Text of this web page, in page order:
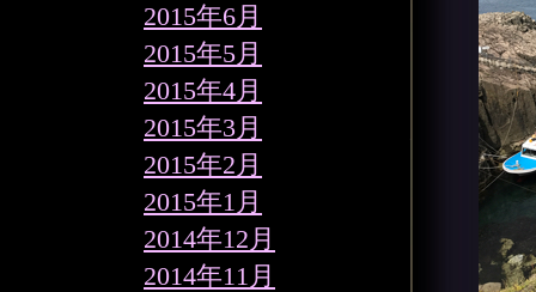
2015年6月
2015年5月
2015年4月
2015年3月
2015年2月
2015年1月
2014年12月
2014年11月